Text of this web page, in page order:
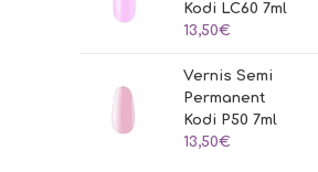
Kodi LC60 7ml
13,50€
Vernis Semi
Permanent
Kodi P50 7ml
13,50€